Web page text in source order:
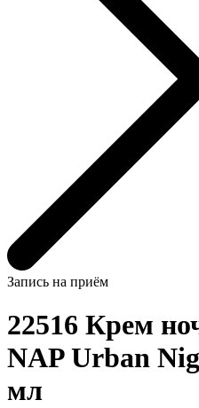
Запись на приём
22516 Крем
NAP Urban
мл